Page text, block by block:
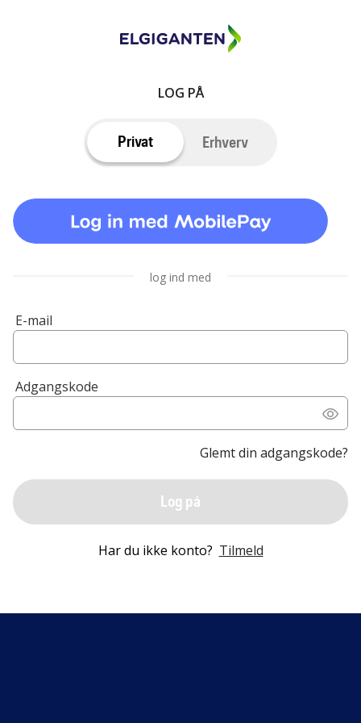
LOG PÅ
Privat Erhverv
log ind med
E-mail
Adgangskode
Glemt din adgangskode?
Log på
Har du ikke konto? Tilmeld